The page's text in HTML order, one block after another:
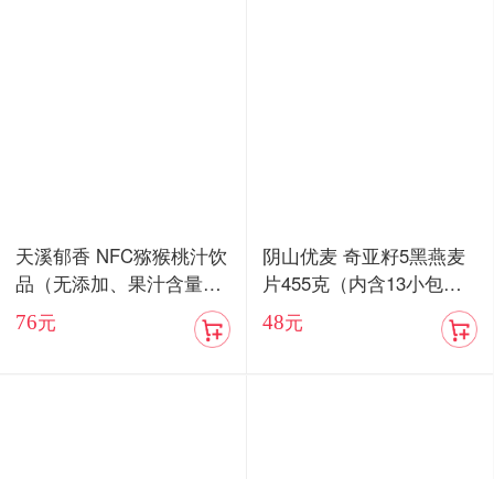
天溪郁香 NFC猕猴桃汁饮
品（无添加、果汁含量8
5%）顺丰包邮
76元
阴山优麦 奇亚籽5黑燕麦
片455克（内含13小包）/
血燕麦5红燕麦片455克
（内含13小包）
48元